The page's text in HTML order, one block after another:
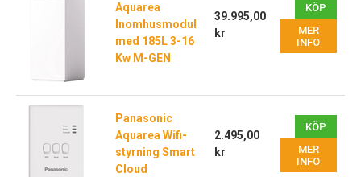
Aquarea
Inomhusmodul
med 185L 3-16
Kw M-GEN
39.995,00
kr
KÖP
MER
INFO
Panasonic
Aquarea Wifi-
styrning Smart
Cloud
2.495,00
kr
KÖP
MER
INFO